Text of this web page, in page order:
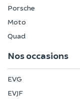
Porsche
Moto
Quad
Nos occasions
EVG
EVJF